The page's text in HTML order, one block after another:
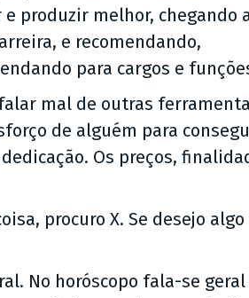
produzir melhor, chegando
e recomendando,
para cargos e
mal de outras
de alguém para
Os preços,
procuro X. Se desejo algo
No horóscopo fala-se geral